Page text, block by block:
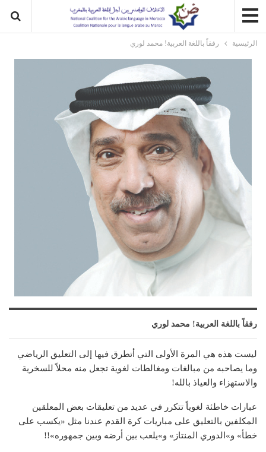
الرئيسية رفقاً باللغة العربية! محمد لوري
رفقاً باللغة العربية! محمد لوري
ليست هذه هي المرة الأولى التي أتطرق فيها إلى التعليق الرياضي
وما يصاحبه من مبالغات ومغالطات لغوية تجعل منه محلاً للسخرية
والاستهزاء والعياذ بالله!
عبارات خاطئة لغوياً تتكرر في عديد من تعليقات بعض المعلقين
المكلفين بالتعليق على مباريات كرة القدم عندنا مثل «يكسب على
خطأ» و»الدوري المنتاز» و»يلعب بين أرضه وبين جمهوره»!!